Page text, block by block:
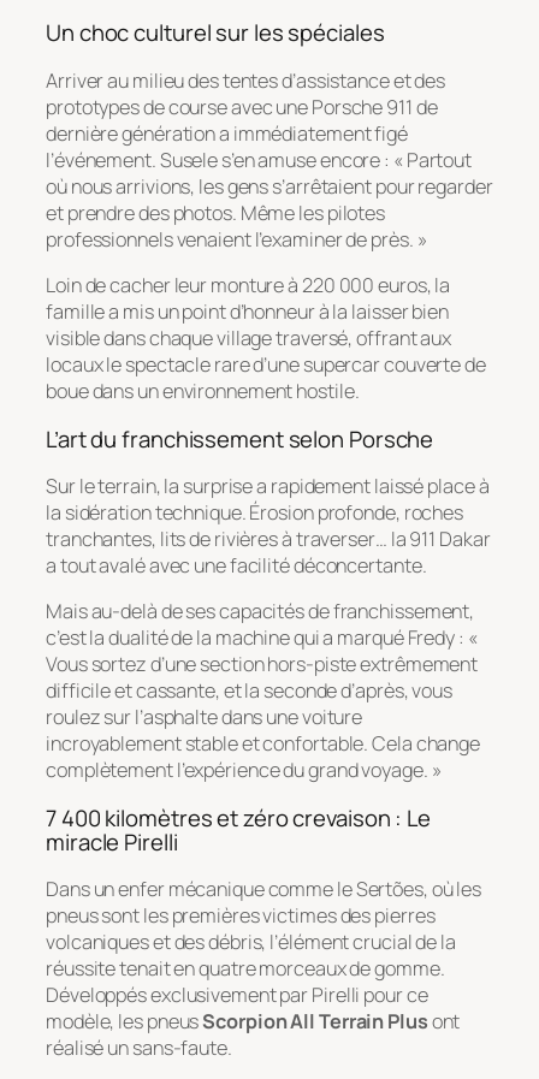
Un choc culturel sur les spéciales
Arriver au milieu des tentes d’assistance et des
prototypes de course avec une Porsche 911 de
dernière génération a immédiatement figé
l’événement. Susele s’en amuse encore : « Partout
où nous arrivions, les gens s’arrêtaient pour regarder
et prendre des photos. Même les pilotes
professionnels venaient l’examiner de près. »
Loin de cacher leur monture à 220 000 euros, la
famille a mis un point d’honneur à la laisser bien
visible dans chaque village traversé, offrant aux
locaux le spectacle rare d’une supercar couverte de
boue dans un environnement hostile.
L’art du franchissement selon Porsche
Sur le terrain, la surprise a rapidement laissé place à
la sidération technique. Érosion profonde, roches
tranchantes, lits de rivières à traverser… la 911 Dakar
a tout avalé avec une facilité déconcertante.
Mais au-delà de ses capacités de franchissement,
c’est la dualité de la machine qui a marqué Fredy : «
Vous sortez d’une section hors-piste extrêmement
difficile et cassante, et la seconde d’après, vous
roulez sur l’asphalte dans une voiture
incroyablement stable et confortable. Cela change
complètement l’expérience du grand voyage. »
7 400 kilomètres et zéro crevaison : Le
miracle Pirelli
Dans un enfer mécanique comme le Sertões, où les
pneus sont les premières victimes des pierres
volcaniques et des débris, l’élément crucial de la
réussite tenait en quatre morceaux de gomme.
Développés exclusivement par Pirelli pour ce
modèle, les pneusScorpion All Terrain Plusont
réalisé un sans-faute.